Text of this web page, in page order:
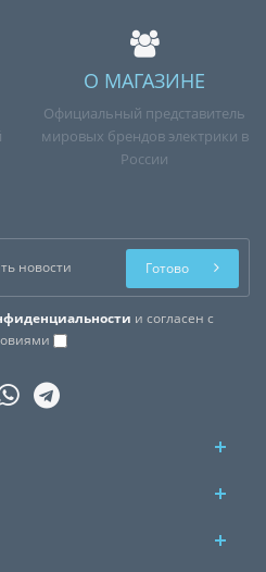
О МАГАЗИНЕ
Официальный представитель
мировых брендов электрики в
России
и согласен с
Готово